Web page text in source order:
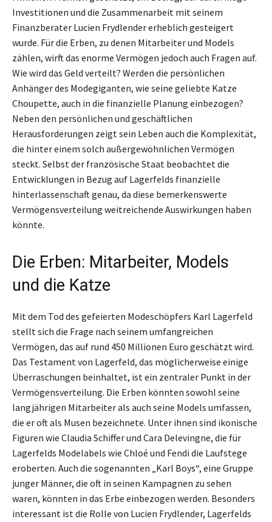
Investitionen und die Zusammenarbeit mit seinem
Finanzberater Lucien Frydlender erheblich gesteigert
wurde. Für die Erben, zu denen Mitarbeiter und Models
zählen, wirft das enorme Vermögen jedoch auch Fragen auf.
Wie wird das Geld verteilt? Werden die persönlichen
Anhänger des Modegiganten, wie seine geliebte Katze
Choupette, auch in die finanzielle Planung einbezogen?
Neben den persönlichen und geschäftlichen
Herausforderungen zeigt sein Leben auch die Komplexität,
die hinter einem solch außergewöhnlichen Vermögen
steckt. Selbst der französische Staat beobachtet die
Entwicklungen in Bezug auf Lagerfelds finanzielle
hinterlassenschaft genau, da diese bemerkenswerte
Vermögensverteilung weitreichende Auswirkungen haben
könnte.
Die Erben: Mitarbeiter, Models
und die Katze
Mit dem Tod des gefeierten Modeschöpfers Karl Lagerfeld
stellt sich die Frage nach seinem umfangreichen
Vermögen, das auf rund 450 Millionen Euro geschätzt wird.
Das Testament von Lagerfeld, das möglicherweise einige
Überraschungen beinhaltet, ist ein zentraler Punkt in der
Vermögensverteilung. Die Erben könnten sowohl seine
langjährigen Mitarbeiter als auch seine Models umfassen,
die er oft als Musen bezeichnete. Unter ihnen sind ikonische
Figuren wie Claudia Schiffer und Cara Delevingne, die für
Lagerfelds Modelabels wie Chloé und Fendi die Laufstege
eroberten. Auch die sogenannten „Karl Boys“, eine Gruppe
junger Männer, die oft in seinen Kampagnen zu sehen
waren, könnten in das Erbe einbezogen werden. Besonders
interessant ist die Rolle von Lucien Frydlender, Lagerfelds